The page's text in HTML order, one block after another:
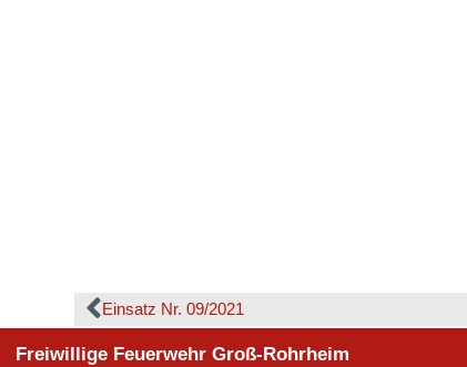
Einsatz Nr. 09/2021
Freiwillige Feuerwehr Groß-Rohrheim